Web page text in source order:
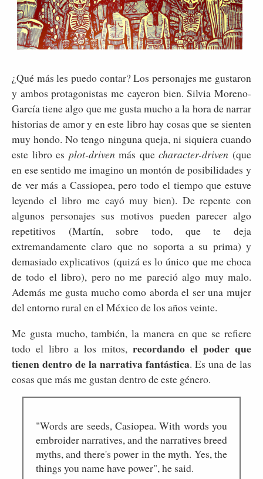
¿Qué más les puedo contar? Los personajes me gustaron
y ambos protagonistas me cayeron bien. Silvia Moreno-
García tiene algo que me gusta mucho a la hora de narrar
historias de amor y en este libro hay cosas que se sienten
muy hondo. No tengo ninguna queja, ni siquiera cuando
este libro es plot-driven más quecharacter-driven(que
en ese sentido me imagino un montón de posibilidades y
de ver más a Cassiopea, pero todo el tiempo que estuve
leyendo el libro me cayó muy bien). De repente con
algunos personajes sus motivos pueden parecer algo
repetitivos (Martín, sobre todo, que te deja
extremandamente claro que no soporta a su prima) y
demasiado explicativos (quizá es lo único que me choca
de todo el libro), pero no me pareció algo muy malo.
Además me gusta mucho como aborda el ser una mujer
del entorno rural en el México de los años veinte.
Me gusta mucho, también, la manera en que se refiere
todo el libro a los mitos, recordando el poder que
tienen dentro de la narrativa fantástica. Es una de las
cosas que más me gustan dentro de este género.
"Words are seeds, Casiopea. With words you
embroider narratives, and the narratives breed
myths, and there's power in the myth. Yes, the
things you name have power", he said.